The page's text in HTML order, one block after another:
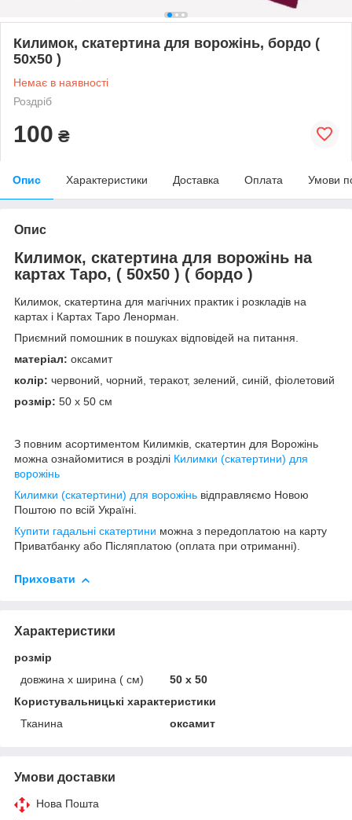
Килимок, скатертина для ворожінь, бордо (
50х50 )
Немає в наявності
Роздріб
100 ₴
Опис Характеристики Доставка Оплата Умови
Опис
Килимок, скатертина для ворожінь на
картах Таро, ( 50х50 ) ( бордо )
Килимок, скатертина для магічних практик і розкладів на
картах і Картах Таро Ленорман.
Приємний помошник в пошуках відповідей на питання.
матеріал: оксамит
колір: червоний, чорний, теракот, зелений, синій, фіолетовий
розмір: 50 х 50 см
З повним асортиментом Килимків, скатертин для Ворожінь
можна ознайомитися в розділі Килимки (скатертини) для
ворожінь
Килимки (скатертини) для ворожінь відправляємо Новою
Поштою по всій Україні.
Купити гадальні скатертини можна з передоплатою на карту
Приватбанку або Післяплатою (оплата при отриманні).
Приховати
Характеристики
розмір
довжина х ширина ( см)
50 х 50
Користувальницькі характеристики
Тканина
оксамит
Умови доставки
Нова Пошта